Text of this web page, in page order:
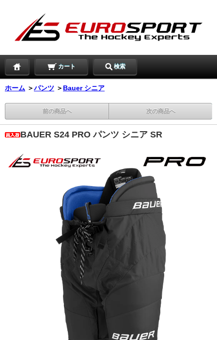
カート 検索
ホーム ＞パンツ ＞ Bauer シニア
前の商品へ 次の商品へ
BAUER S24 PRO パンツ シニア SR